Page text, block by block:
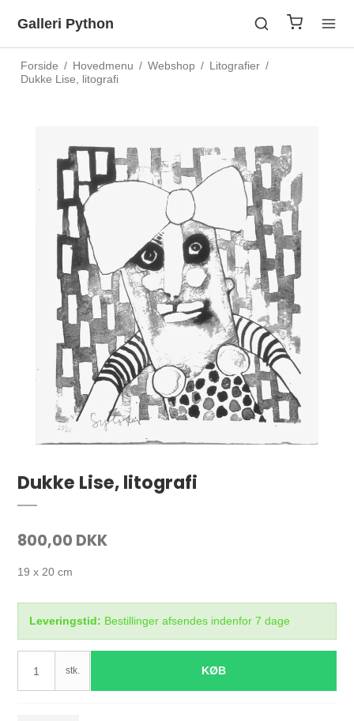
Galleri Python
Forside / Hovedmenu / Webshop / Litografier /
Dukke Lise, litografi
Dukke Lise, litografi
800,00 DKK
19 x 20 cm
Leveringstid: Bestillinger afsendes indenfor 7 dage
stk. KØB